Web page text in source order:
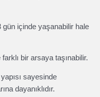
gün içinde yaşanabilir hale
bir arsaya taşınabilir.
sayesinde
dayanıklıdır.